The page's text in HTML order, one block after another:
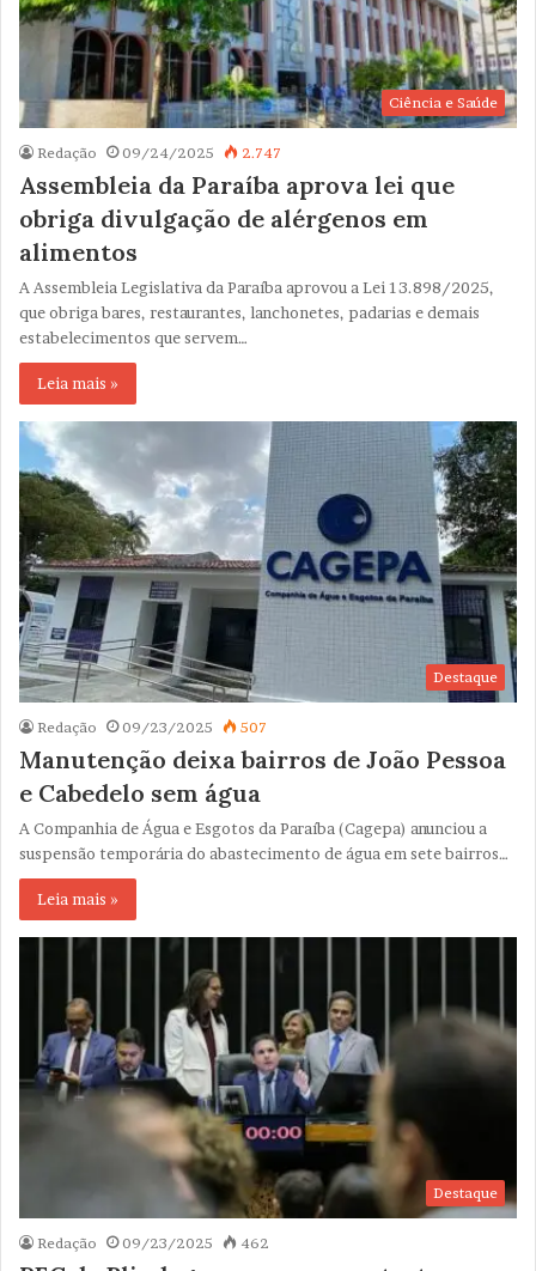
Ciência e Saúde
Redação 09/24/2025 2.747
Assembleia da Paraíba aprova lei que
obriga divulgação de alérgenos em
alimentos
A Assembleia Legislativa da Paraíba aprovou a Lei 13.898/2025,
que obriga bares, restaurantes, lanchonetes, padarias e demais
estabelecimentos que servem…
Leia mais »
Destaque
Redação 09/23/2025 507
Manutenção deixa bairros de João Pessoa
e Cabedelo sem água
A Companhia de Água e Esgotos da Paraíba (Cagepa) anunciou a
suspensão temporária do abastecimento de água em sete bairros…
Leia mais »
Destaque
Redação 09/23/2025 462